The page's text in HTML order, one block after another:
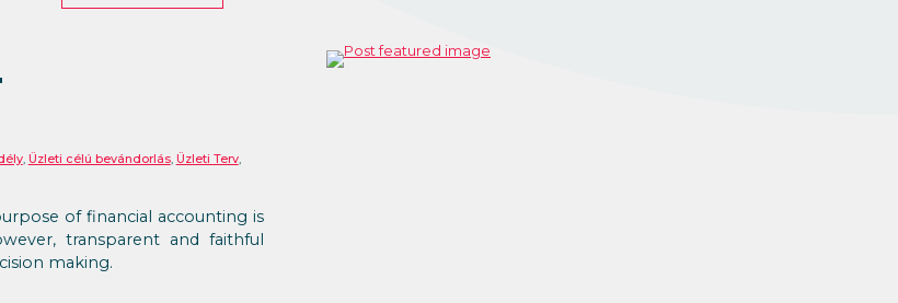
, Üzleti célú bevándorlás, Üzleti Terv,
of financial accounting is
transparent and faithful
making.